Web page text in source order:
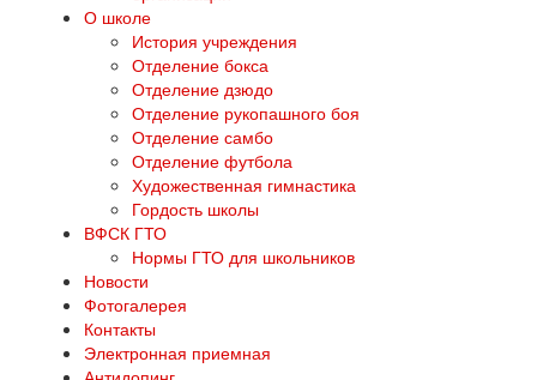
О школе
История учреждения
Отделение бокса
Отделение дзюдо
Отделение рукопашного боя
Отделение самбо
Отделение футбола
Художественная гимнастика
Гордость школы
ВФСК ГТО
Нормы ГТО для школьников
Новости
Фотогалерея
Контакты
Электронная приемная